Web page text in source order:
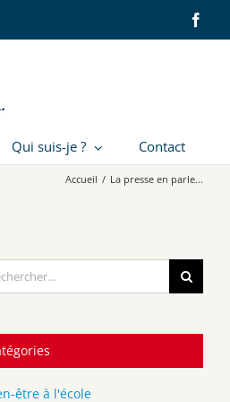
Qui suis-je ? Contact
Accueil / La presse en parle...
être à l'école